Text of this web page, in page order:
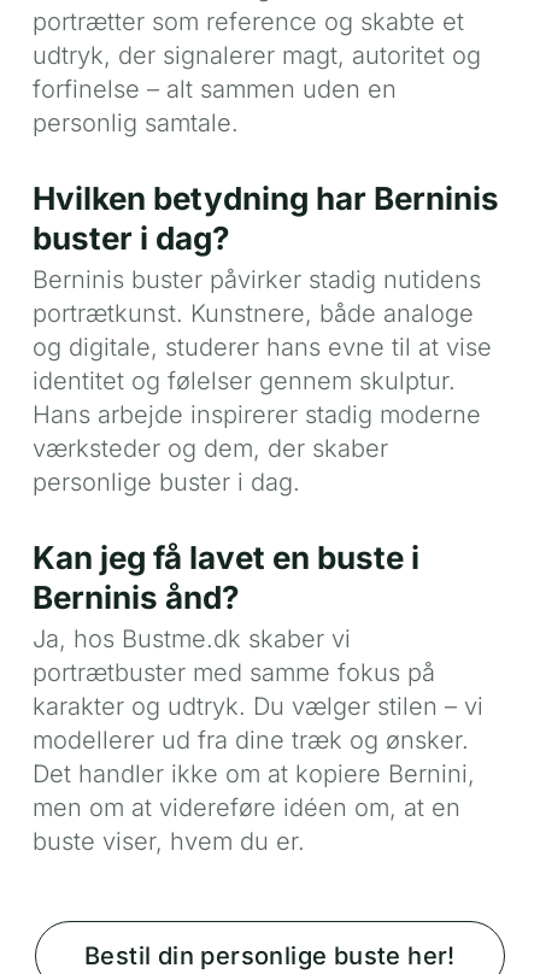
portrætter som reference og skabte et
udtryk, der signalerer magt, autoritet og
forfinelse – alt sammen uden en
personlig samtale.
Hvilken betydning har Berninis
buster i dag?
Berninis buster påvirker stadig nutidens
portrætkunst. Kunstnere, både analoge
og digitale, studerer hans evne til at vise
identitet og følelser gennem skulptur.
Hans arbejde inspirerer stadig moderne
værksteder og dem, der skaber
personlige buster i dag.
Kan jeg få lavet en buste i
Berninis ånd?
Ja, hos Bustme.dk skaber vi
portrætbuster med samme fokus på
karakter og udtryk. Du vælger stilen – vi
modellerer ud fra dine træk og ønsker.
Det handler ikke om at kopiere Bernini,
men om at videreføre idéen om, at en
buste viser, hvem du er.
Bestil din personlige buste her!